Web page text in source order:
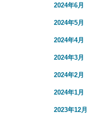
2024年6月
2024年5月
2024年4月
2024年3月
2024年2月
2024年1月
2023年12月